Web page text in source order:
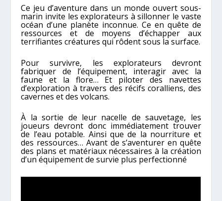
Ce jeu d’aventure dans un monde ouvert sous-
marin invite les explorateurs à sillonner le vaste
océan d’une planète inconnue. Ce en quête de
ressources et de moyens d’échapper aux
terrifiantes créatures qui rôdent sous la surface.
Pour survivre, les explorateurs devront
fabriquer de l’équipement, interagir avec la
faune et la flore… Et piloter des navettes
d’exploration à travers des récifs coralliens, des
cavernes et des volcans.
À la sortie de leur nacelle de sauvetage, les
joueurs devront donc immédiatement trouver
de l’eau potable. Ainsi que de la nourriture et
des ressources… Avant de s’aventurer en quête
des plans et matériaux nécessaires à la création
d’un équipement de survie plus perfectionné